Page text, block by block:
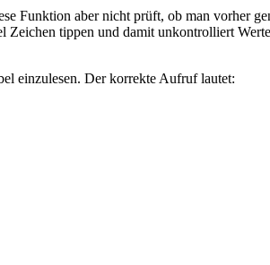
Funktion aber nicht prüft, ob man vorher
tippen und damit unkontrolliert
einzulesen. Der korrekte Aufruf lautet: